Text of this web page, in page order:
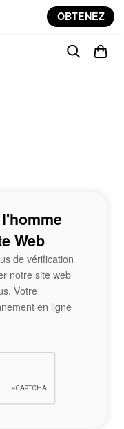
OBTENEZ
Web
de vérification
notre site web
Votre
en ligne